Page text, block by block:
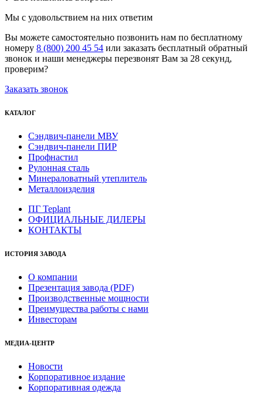
Мы с удовольствием на них ответим
Вы можете самостоятельно позвонить нам по бесплатному
номеру 8 (800) 200 45 54 или заказать бесплатный обратный
звонок и наши менеджеры перезвонят Вам за 28 секунд,
проверим?
Заказать звонок
КАТАЛОГ
Сэндвич-панели МВУ
Сэндвич-панели ПИР
Профнастил
Рулонная сталь
Минераловатный утеплитель
Металлоизделия
ПГ Teplant
ОФИЦИАЛЬНЫЕ ДИЛЕРЫ
КОНТАКТЫ
ИСТОРИЯ ЗАВОДА
О компании
Презентация завода (PDF)
Производственные мощности
Преимущества работы с нами
Инвесторам
МЕДИА-ЦЕНТР
Новости
Корпоративное издание
Корпоративная одежда